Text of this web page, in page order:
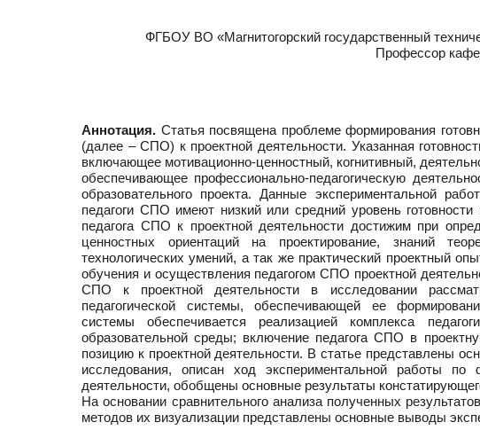
ФГБОУ ВО «Магнитогорский государственный
Профессор
Аннотация. Статья посвящена проблеме формирования
(далее – СПО) к проектной деятельности. Указанная
включающее мотивационно-ценностный, когнитивный,
обеспечивающее профессионально-педагогическую
образовательного проекта. Данные экспериментальной
педагоги СПО имеют низкий или средний уровень
педагога СПО к проектной деятельности достижим при
ценностных ориентаций на проектирование, знаний
технологических умений, а так же практический проектный
обучения и осуществления педагогом СПО проектной
СПО к проектной деятельности в исследовании
педагогической системы, обеспечивающей ее
системы обеспечивается реализацией комплекса
образовательной среды; включение педагога СПО в
позицию к проектной деятельности. В статье представлены
исследования, описан ход экспериментальной работы
деятельности, обобщены основные результаты
На основании сравнительного анализа полученных
методов их визуализации представлены основные выводы